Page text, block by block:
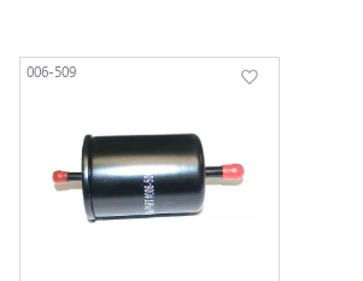
006-509